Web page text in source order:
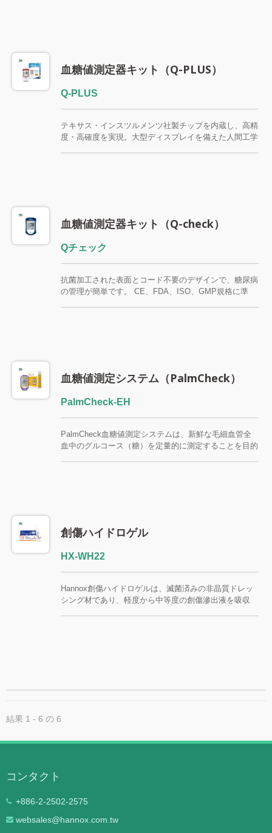
血糖値測定器キット（Q-PLUS）
Q-PLUS
テキサス・インスツルメンツ社製チップを内蔵し、高精
度・高確度を実現。大型ディスプレイを備えた人間工学
血糖値測定器キット（Q-check）
Qチェック
抗菌加工された表面とコード不要のデザインで、糖尿病
の管理が簡単です。 CE、FDA、ISO、GMP規格に準
血糖値測定システム（PalmCheck）
PalmCheck-EH
PalmCheck血糖値測定システムは、新鮮な毛細血管全
血中のグルコース（糖）を定量的に測定することを目的
創傷ハイドロゲル
HX-WH22
Hannox創傷ハイドロゲルは、滅菌済みの非晶質ドレッ
シング材であり、軽度から中等度の創傷滲出液を吸収
結果 1 - 6 の 6
コンタクト
+886-2-2502-2575
websales@hannox.com.tw